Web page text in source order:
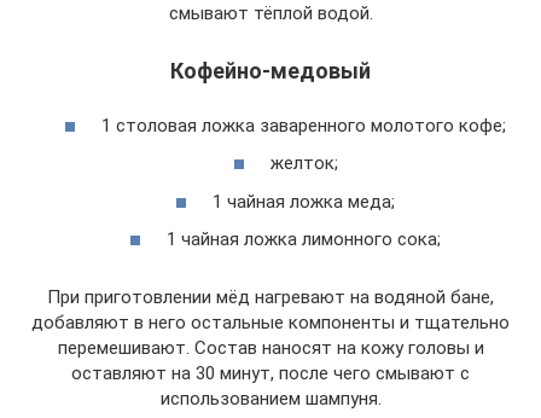
смывают тёплой водой.
Кофейно-медовый
1 столовая ложка заваренного молотого кофе;
желток;
1 чайная ложка меда;
1 чайная ложка лимонного сока;
При приготовлении мёд нагревают на водяной бане,
добавляют в него остальные компоненты и тщательно
перемешивают. Состав наносят на кожу головы и
оставляют на 30 минут, после чего смывают с
использованием шампуня.